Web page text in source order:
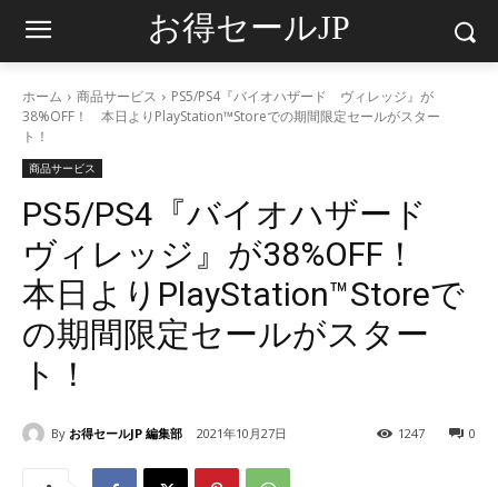
お得セールJP
ホーム 商品サービス
PS5/PS4『バイオハザード ヴィレッジ』が
38%OFF！ 本日よりPlayStation™Storeでの期間限定セールがスター
ト！
商品サービス
PS5/PS4『バイオハザード
ヴィレッジ』が38%OFF！
本日よりPlayStation™Storeで
の期間限定セールがスター
ト！
By お得セールJP 編集部 2021年10月27日 0
1247